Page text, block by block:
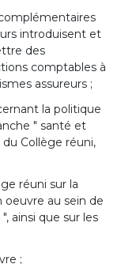
introduisent et
des
comptables à
assureurs ;
la politique
" santé et
Collège réuni,
réuni sur la
au sein de
ainsi que sur les
;